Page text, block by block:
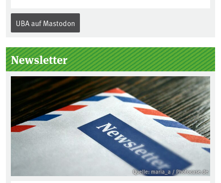
Internationalen Tag des Bodens, der
„Boden des Jahres“ vorgestellt. Das UBA
Kuratorium, wie wird der Boden des
Jahres ausgewählt und was passiert
eigentlich während eines solchen
Bodenjahres? Infos dazu gibt es im
aktuellen Podcast „Soilcast“. Jetzt
reinhören:
https://soilcast.de/interview/sc202-
interview-die-kuer-der-krume/
UBA auf Mastodon
Newsletter
Quelle: maria_a / Photocase.de